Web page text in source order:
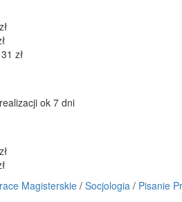
zł
ok 7 dni
Magisterskie / Socjologia / Pisanie